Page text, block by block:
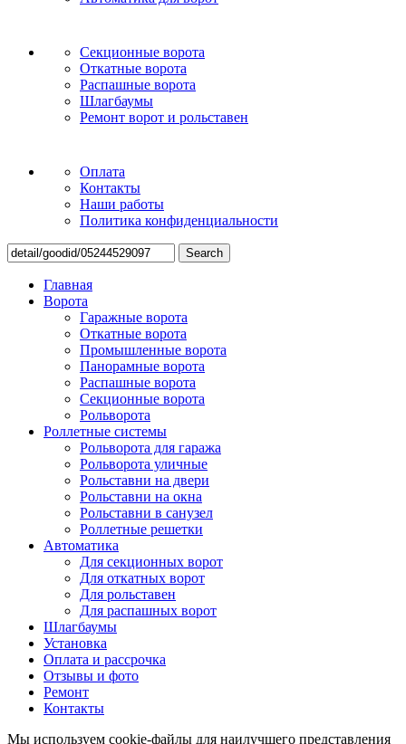
Секционные ворота
Откатные ворота
Распашные ворота
Шлагбаумы
Ремонт ворот и рольставен
Оплата
Контакты
Наши работы
Политика конфиденциальности
Search
Главная
Ворота
Гаражные ворота
Откатные ворота
Промышленные ворота
Панорамные ворота
Распашные ворота
Секционные ворота
Рольворота
Роллетные системы
Рольворота для гаража
Рольворота уличные
Рольставни на двери
Рольставни на окна
Рольставни в санузел
Роллетные решетки
Автоматика
Для секционных ворот
Для откатных ворот
Для рольставен
Для распашных ворот
Шлагбаумы
Установка
Оплата и рассрочка
Отзывы и фото
Ремонт
Контакты
Мы используем cookie-файлы для наилучшего представления